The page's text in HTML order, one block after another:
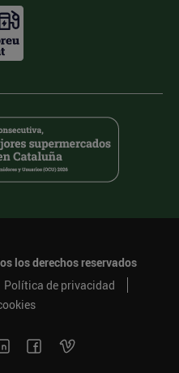
los derechos reservados
Política de privacidad